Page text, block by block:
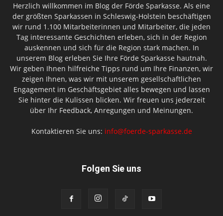
Herzlich willkommen im Blog der Förde Sparkasse. Als eine
der größten Sparkassen in Schleswig-Holstein beschäftigen
wir rund 1.100 Mitarbeiterinnen und Mitarbeiter, die jeden
Tag interessante Geschichten erleben, sich in der Region
auskennen und sich für die Region stark machen. In
unserem Blog erleben Sie Ihre Förde Sparkasse hautnah.
Wir geben Ihnen hilfreiche Tipps rund um Ihre Finanzen, wir
zeigen Ihnen, was wir mit unserem gesellschaftlichen
Engagement im Geschäftsgebiet alles bewegen und lassen
Sie hinter die Kulissen blicken. Wir freuen uns jederzeit
über Ihr Feedback, Anregungen und Meinungen.
Kontaktieren Sie uns: info@foerde-sparkasse.de
Folgen Sie uns